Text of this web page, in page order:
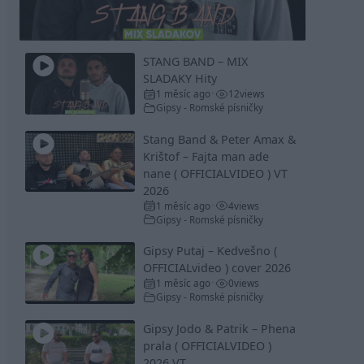
Video
STANG BAND – MIX
SLADAKY Hity
1 měsíc ago 12views
Gipsy - Romské písničky
Stang Band & Peter Amax &
Krištof – Fajta man ade
nane ( OFFICIALVIDEO ) VT
2026
1 měsíc ago 4views
Gipsy - Romské písničky
Gipsy Putaj – Kedvešno (
OFFICIALvideo ) cover 2026
1 měsíc ago 0views
Gipsy - Romské písničky
Gipsy Jodo & Patrik – Phena
prala ( OFFICIALVIDEO )